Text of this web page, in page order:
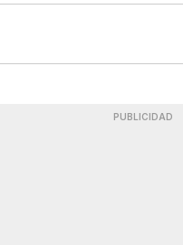
PUBLICIDAD